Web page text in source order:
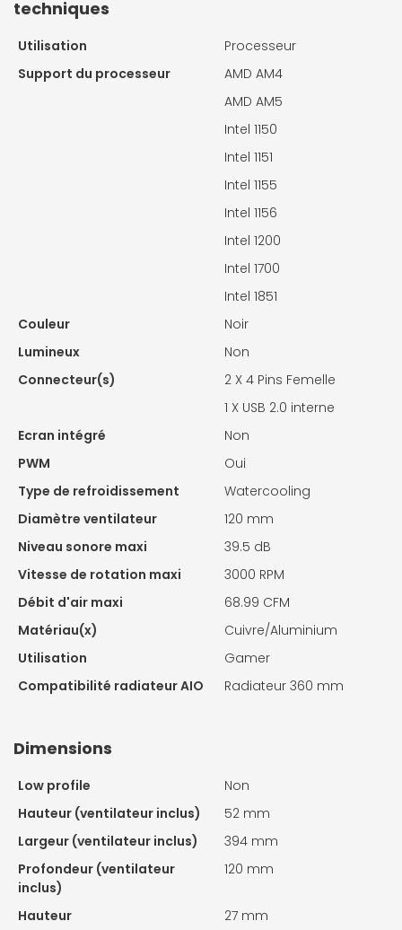
techniques
Utilisation
Processeur
Support du processeur
AMD AM4
AMD AM5
Intel 1150
Intel 1151
Intel 1155
Intel 1156
Intel 1200
Intel 1700
Intel 1851
Couleur
Noir
Lumineux
Non
Connecteur(s)
2 X 4 Pins Femelle
1 X USB 2.0 interne
Ecran intégré
Non
PWM
Oui
Type de refroidissement
Watercooling
Diamètre ventilateur
120 mm
Niveau sonore maxi
39.5 dB
Vitesse de rotation maxi
3000 RPM
Débit d'air maxi
68.99 CFM
Matériau(x)
Cuivre/Aluminium
Utilisation
Gamer
Compatibilité radiateur AIO
Radiateur 360 mm
Dimensions
Low profile
Non
Hauteur (ventilateur inclus)
52 mm
Largeur (ventilateur inclus)
394 mm
Profondeur (ventilateur
inclus)
120 mm
Hauteur 27 mm